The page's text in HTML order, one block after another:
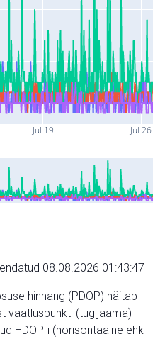
Jul 19 Jul 26
08.08.2026 01:43:47
hinnang (PDOP) näitab
vaatluspunkti (tugijaama)
HDOP-i (horisontaalne ehk